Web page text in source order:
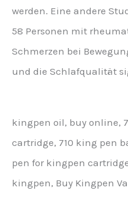
werden. Eine andere
58 Personen mit
Schmerzen bei
und die Schlafqualität
kingpen oil, buy online,
cartridge, 710 king pen
pen for kingpen
kingpen, Buy Kingpen